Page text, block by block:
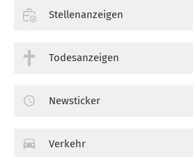
Stellenanzeigen
Todesanzeigen
Newsticker
Verkehr